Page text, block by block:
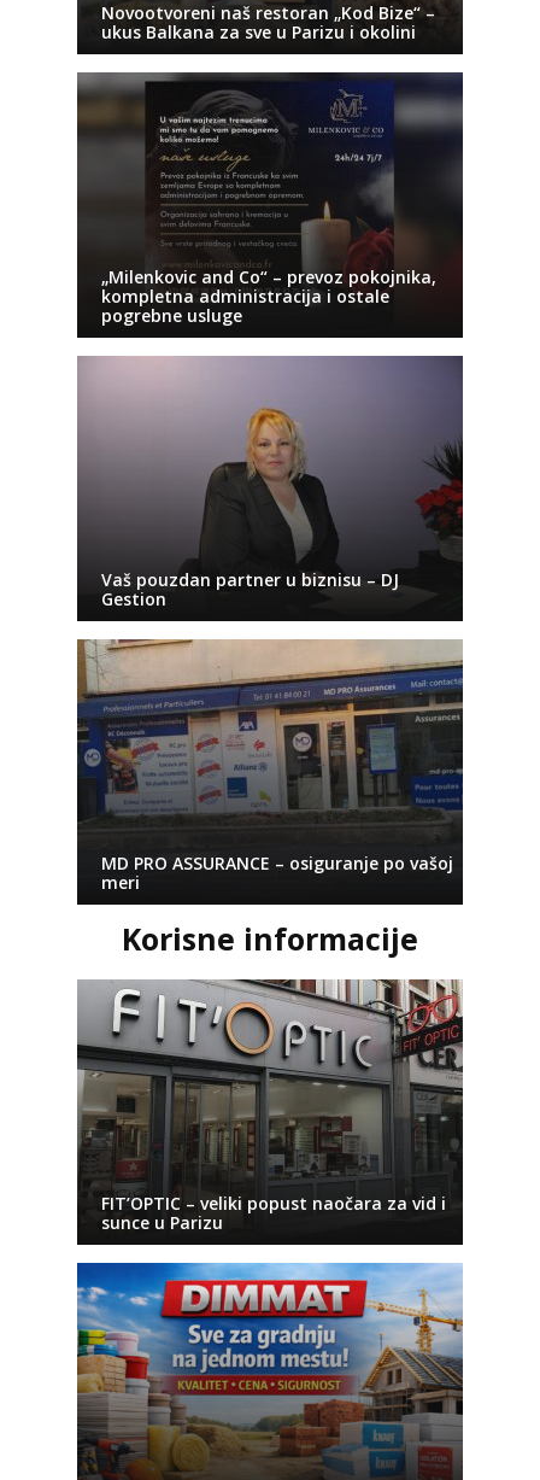
Novootvoreni naš restoran „Kod Bize“ –
ukus Balkana za sve u Parizu i okolini
„Milenkovic and Co“ – prevoz pokojnika,
kompletna administracija i ostale
pogrebne usluge
Vaš pouzdan partner u biznisu – DJ
Gestion
MD PRO ASSURANCE – osiguranje po vašoj
meri
Korisne informacije
FIT’OPTIC – veliki popust naočara za vid i
sunce u Parizu